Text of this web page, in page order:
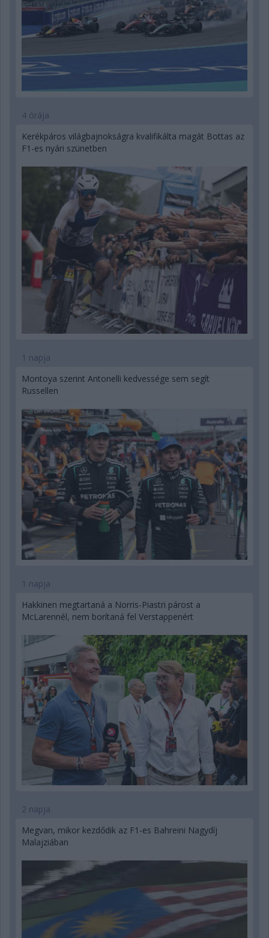
4 órája
Kerékpáros világbajnokságra kvalifikálta magát Bottas az
F1-es nyári szünetben
1 napja
Montoya szerint Antonelli kedvessége sem segít
Russellen
1 napja
Hakkinen megtartaná a Norris-Piastri párost a
McLarennél, nem borítaná fel Verstappenért
2 napja
Megvan, mikor kezdődik az F1-es Bahreini Nagydíj
Malajziában